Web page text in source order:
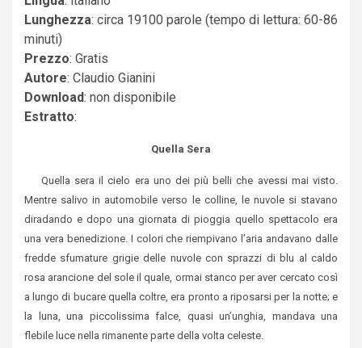
Lunghezza: circa 19100 parole (tempo di lettura: 60-86
minuti)
Prezzo: Gratis
Autore: Claudio Gianini
Download: non disponibile
Estratto:
Quella Sera
Quella sera il cielo era uno dei più belli che avessi mai visto.
Mentre salivo in automobile verso le colline, le nuvole si stavano
diradando e dopo una giornata di pioggia quello spettacolo era
una vera benedizione. I colori che riempivano l’aria andavano dalle
fredde sfumature grigie delle nuvole con sprazzi di blu al caldo
rosa arancione del sole il quale, ormai stanco per aver cercato così
a lungo di bucare quella coltre, era pronto a riposarsi per la notte; e
la luna, una piccolissima falce, quasi un’unghia, mandava una
flebile luce nella rimanente parte della volta celeste.